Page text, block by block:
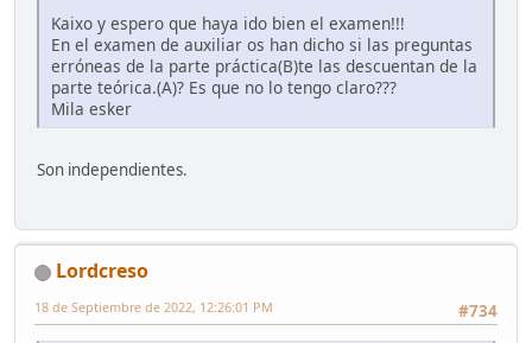
Kaixo y espero que haya ido bien el examen!!!
En el examen de auxiliar os han dicho si las preguntas
erróneas de la parte práctica(B)te las descuentan de la
parte teórica.(A)? Es que no lo tengo claro???
Mila esker
Son independientes.
Lordcreso
#734
18 de Septiembre de 2022, 12:26:01 PM